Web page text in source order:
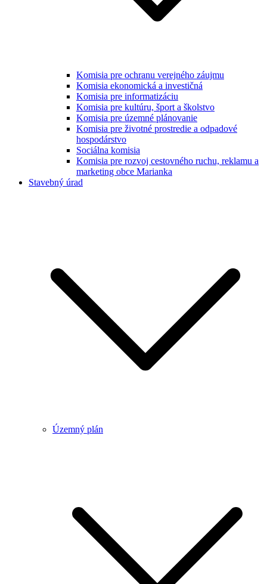
Komisia pre ochranu verejného záujmu
Komisia ekonomická a investičná
Komisia pre informatizáciu
Komisia pre kultúru, šport a školstvo
Komisia pre územné plánovanie
Komisia pre životné prostredie a odpadové
hospodárstvo
Sociálna komisia
Komisia pre rozvoj cestovného ruchu, reklamu a
marketing obce Marianka
Stavebný úrad
Územný plán